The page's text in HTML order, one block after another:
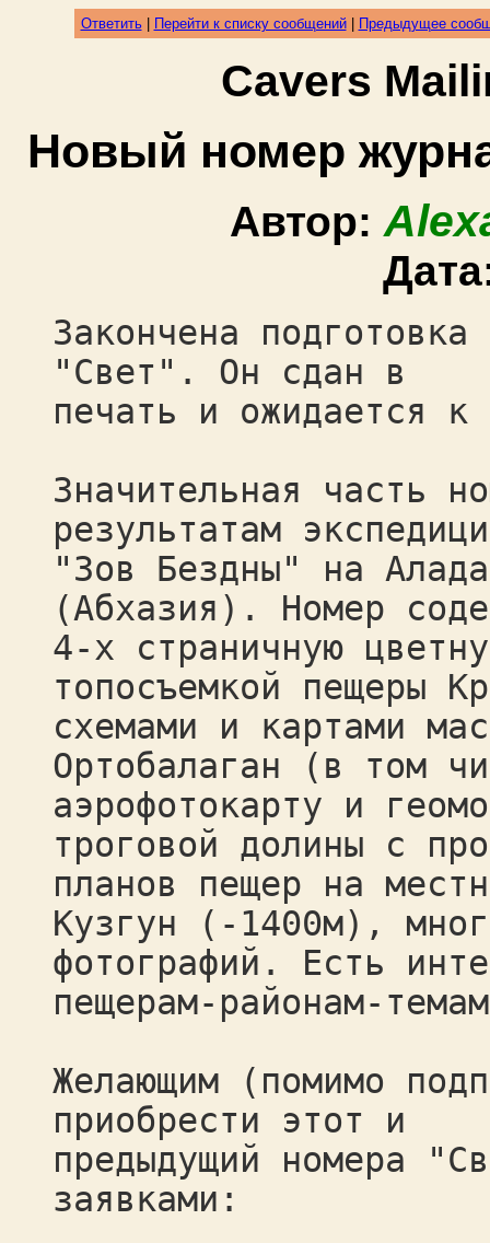
Ответить| Перейти к списку сообщений| Предыдущее
Cavers
Новый номер
Автор:
Закончена
"Свет". Он сдан в
печать и ожидается
Значительная часть
результатам
"Зов Бездны" на
(Абхазия). Номер
4-х страничную
топосъемкой пещеры
схемами и картами
Ортобалаган (в том
аэрофотокарту и
троговой долины с
планов пещер на
Кузгун (-1400м),
фотографий. Есть
пещерам-районам-
Желающим (помимо
приобрести этот и
предыдущий номера
заявками: